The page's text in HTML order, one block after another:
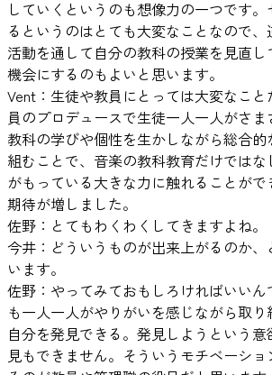
していくというのも想像力の一つです
るというのはとても大変なことなので
活動を通して自分の教科の授業を見直
機会にするのもよいと思います。
Vent：生徒や教員にとっては大変なこ
員のプロデュースで生徒一人一人がさま
教科の学びや個性を生かしながら総合的
組むことで、音楽の教科教育だけでは
がもっている大きな力に触れることがで
期待が増しました。
佐野：とてもわくわくしてきますよね。
今井：どういうものが出来上がるのか
います。
佐野：やってみておもしろければいい
も一人一人がやりがいを感じながら取
自分を発見できる。発見しようという
見もできません。そういうモチベーシ